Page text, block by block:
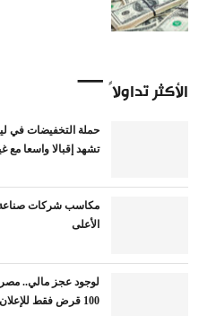
الأكثر تداولاً
حملة التخفيضات في
تشهد إقبالا واسعا مع
مكاسب شركات صناعة
الأعلى
لوجود عجز مالي..
100 قرض فقط للإعلان عنهم قريبا